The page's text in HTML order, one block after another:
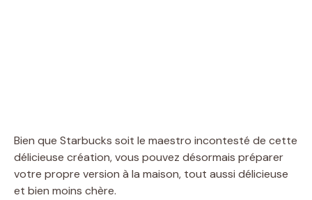
Bien que Starbucks soit le maestro incontesté de cette
délicieuse création, vous pouvez désormais préparer
votre propre version à la maison, tout aussi délicieuse
et bien moins chère.